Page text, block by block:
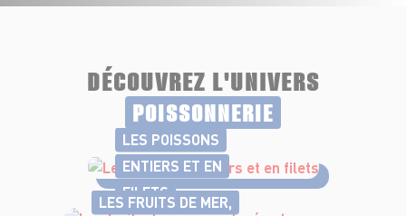
DÉCOUVREZ L'UNIVERS
POISSONNERIE
LES POISSONS
ENTIERS ET EN
FILETS
LES FRUITS DE MER,